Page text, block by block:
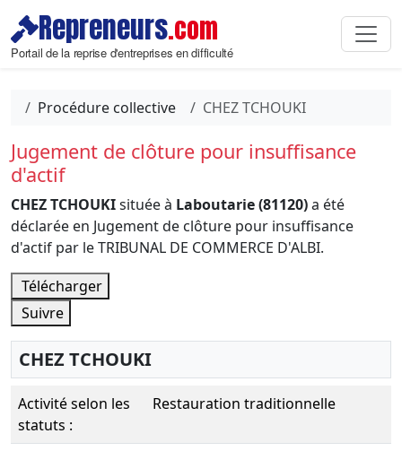
Repreneurs.com
Portail de la reprise d'entreprises en difficulté
Procédure collective CHEZ TCHOUKI
Jugement de clôture pour insuffisance
d'actif
CHEZ TCHOUKIsituée à Laboutarie (81120)a été
déclarée en Jugement de clôture pour insuffisance
d'actif par le TRIBUNAL DE COMMERCE D'ALBI.
Télécharger
Suivre
CHEZ TCHOUKI
Activité selon les
statuts :
Restauration traditionnelle